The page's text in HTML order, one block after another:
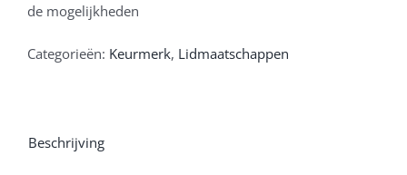
de mogelijkheden
Categorieën: Keurmerk, Lidmaatschappen
Beschrijving